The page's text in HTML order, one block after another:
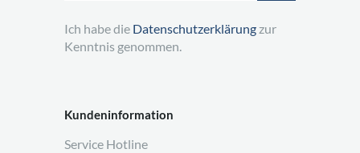
Kundeninformation
Service Hotline
Ich habe die Datenschutzerklärung zur
Kenntnis genommen.